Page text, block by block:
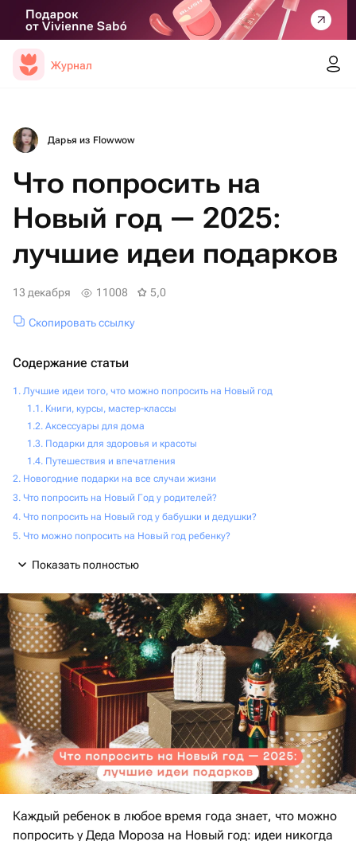
Журнал
Дарья из Flowwow
Что попросить на
Новый год — 2025:
лучшие идеи подарков
13 декабря 11008 5,0
Скопировать ссылку
Содержание статьи
Лучшие идеи того, что можно попросить на Новый год
Книги, курсы, мастер-классы
Аксессуары для дома
Подарки для здоровья и красоты
Путешествия и впечатления
Новогодние подарки на все случаи жизни
Что попросить на Новый Год у родителей?
Что попросить на Новый год у бабушки и дедушки?
Что можно попросить на Новый год ребенку?
Показать полностью
Каждый ребенок в любое время года знает, что можно
попросить у Деда Мороза на Новый год: идеи никогда